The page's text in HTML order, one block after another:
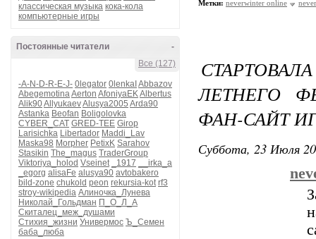
классическая музыка кока-кола
компьютерные игры
-
Постоянные читатели
Все (127)
-A-N-D-R-E-J- 0legator 0lenkaI Abbazov
AbegemotinaAerton AfoniyaEKAlbertus
Alik90AllyukaevAlusya2005 Arda90
Astanka Beofan Boligolovka
CYBER_CAT GRED-TEE Girop
Larisichka Libertador Maddi_Lav
Maska98 Morpher PetixK Sarahov
Stasikin The_magus TraderGroup
Viktoriya_holod Vseinet _1917
__irka_a
_egorg alisaFe alusya90 avtobakero
bild-zone chukold peon rekursia-kot rf3
stroy-wikipedia Алиночка_Лунева
Николай_Гольдман П_О_Л_А
Скиталец_меж_душами
Стихия_жизни Универмос Ъ_Семен
баба_люба
Метки: neverwinter online
ЛЕТНЕГО
ФАН-САЙТ
Суббота, 23 Июля